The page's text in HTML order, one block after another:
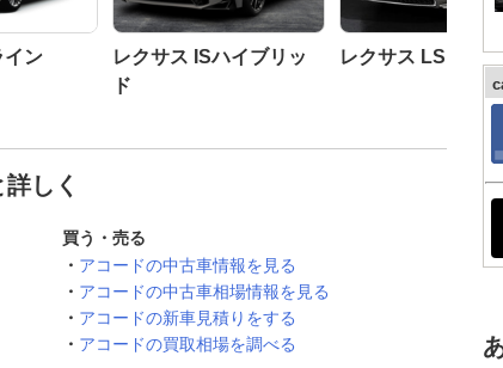
イン
レクサス ISハイブリッ
ド
レクサス LS
しく
買う・売る
アコードの中古車情報を見る
アコードの中古車相場情報を見る
アコードの新車見積りをする
アコードの買取相場を調べる